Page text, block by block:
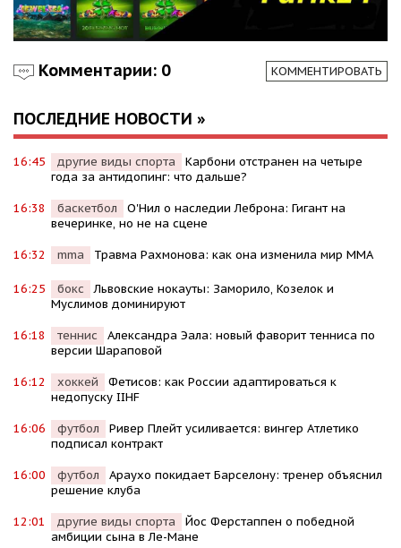
Комментарии: 0 КОММЕНТИРОВАТЬ
ПОСЛЕДНИЕ НОВОСТИ »
16:45 другие виды спорта
Карбони отстранен на четыре
года за антидопинг: что дальше?
16:38 баскетбол
О'Нил о наследии Леброна: Гигант на
вечеринке, но не на сцене
16:32 mma Травма Рахмонова: как она изменила мир ММА
16:25 бокс
Львовские нокауты: Заморило, Козелок и
Муслимов доминируют
16:18 теннис
Александра Эала: новый фаворит тенниса по
версии Шараповой
16:12 хоккей
Фетисов: как России адаптироваться к
недопуску IIHF
16:06 футбол
Ривер Плейт усиливается: вингер Атлетико
подписал контракт
16:00 футбол
Араухо покидает Барселону: тренер объяснил
решение клуба
12:01 другие виды спорта
Йос Ферстаппен о победной
амбиции сына в Ле-Мане